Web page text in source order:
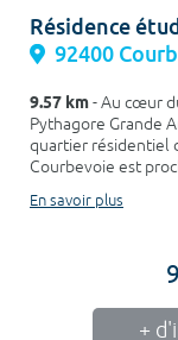
Résidence
92400
9.57 km- Au cœur
Pythagore Grande
quartier résidentiel
Courbevoie est
En savoir plus
+